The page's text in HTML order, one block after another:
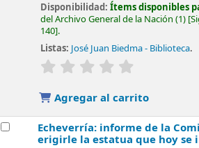
Disponibilidad:Ítems disponibles
del Archivo General de la Nación (1)
140 .
Listas: José Juan Biedma - Biblioteca.
valoración
Agregar al carrito
Echeverría: informe de la
erigirle la estatua que hoy se